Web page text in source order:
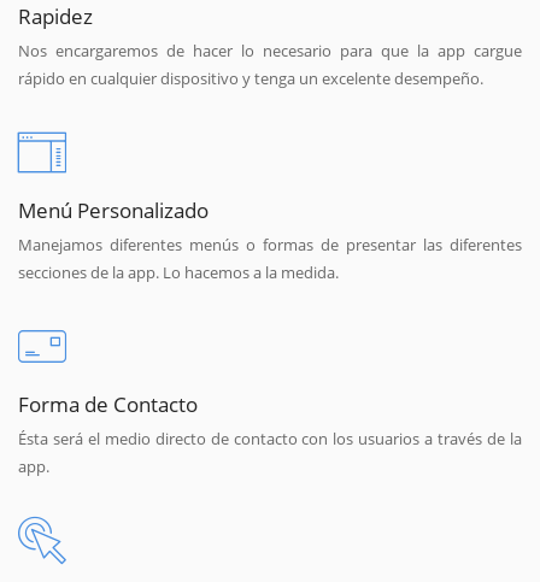
Rapidez
Nos encargaremos de hacer lo necesario para que la app cargue
rápido en cualquier dispositivo y tenga un excelente desempeño.
Menú Personalizado
Manejamos diferentes menús o formas de presentar las diferentes
secciones de la app. Lo hacemos a la medida.
Forma de Contacto
Ésta será el medio directo de contacto con los usuarios a través de la
app.